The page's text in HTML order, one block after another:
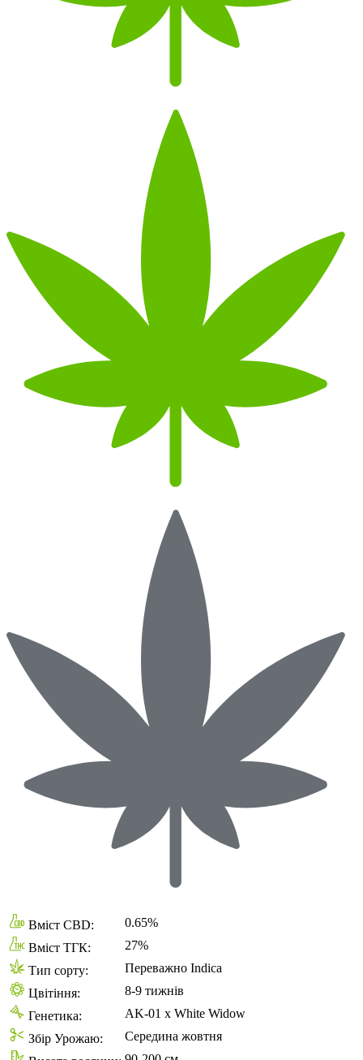
Вміст CBD:
0.65%
Вміст ТГК:
27%
Тип сорту:
Переважно Indica
Цвітіння:
8-9 тижнів
Генетика:
AK-01 x White Widow
Збір Урожаю:
Середина жовтня